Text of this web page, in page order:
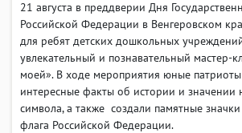
21 августа в преддверии Дня
Российской Федерации в Венгеровском
для ребят детских дошкольных
увлекательный и познавательный мастер-
моей». В ходе мероприятия юные
интересные факты об истории и значении
символа, а также создали памятные
флага Российской Федерации.